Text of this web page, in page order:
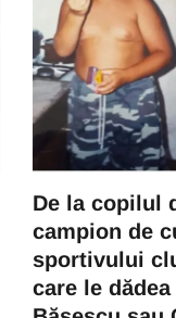
De la copilul
campion de
sportivului
care le